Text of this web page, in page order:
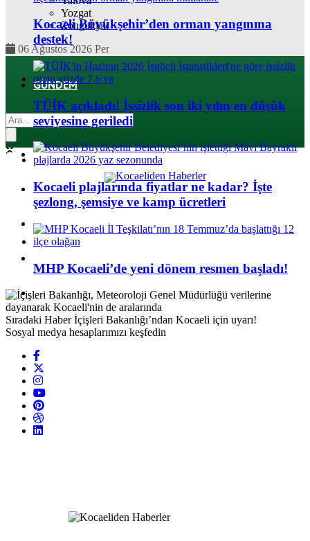
Yozgat
Zonguldak
06 Ağustos 2026 Per
GÜNDEM
EKONOMI
POLITIKA
DÜNYA
SPOR
SAĞLIK
Kocaeli Büyükşehir’den orman yangınına
destek!
TÜİK açıkladı! İşsizlik son iki yılın en düşük
seviyesine geriledi
Kocaeli plajlarında fiyatlar ne kadar? İşte
şezlong, şemsiye ve kamp ücretleri
MHP Kocaeli’de yeni dönem resmen başladı!
Sıradaki Haber İçişleri Bakanlığı’ndan Kocaeli için uyarı!
Sosyal medya hesaplarımızı keşfedin